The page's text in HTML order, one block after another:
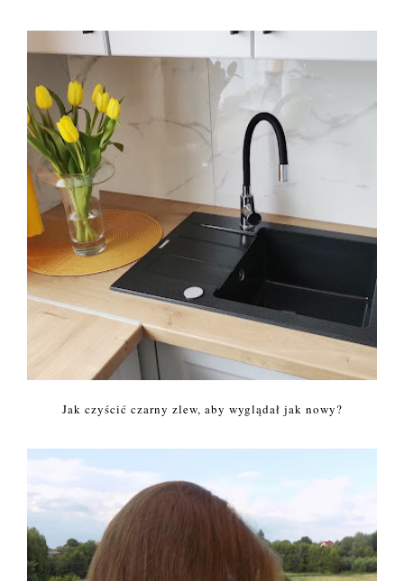
Jak czyścić czarny zlew, aby wyglądał jak nowy?